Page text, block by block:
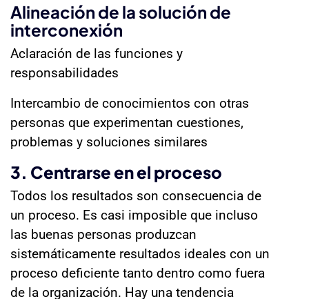
Alineación de la solución de
interconexión
Aclaración de las funciones y
responsabilidades
Intercambio de conocimientos con otras
personas que experimentan cuestiones,
problemas y soluciones similares
3. Centrarse en el proceso
Todos los resultados son consecuencia de
un proceso. Es casi imposible que incluso
las buenas personas produzcan
sistemáticamente resultados ideales con un
proceso deficiente tanto dentro como fuera
de la organización. Hay una tendencia